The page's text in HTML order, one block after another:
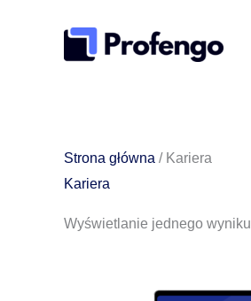
Strona główna / Kariera
Kariera
Wyświetlanie jednego wyniku